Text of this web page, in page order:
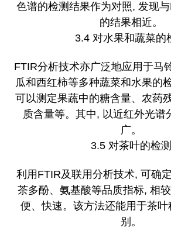
色谱的检测结果作为对照, 发现
的结果相近。
3.4 对水果和蔬菜的
FTIR分析技术亦广泛地应用于马
瓜和西红柿等多种蔬菜和水果的
可以测定果蔬中的糖含量、农药
质含量等。其中, 以近红外光谱
广。
3.5 对茶叶的检测
利用FTIR及联用分析技术, 可确
茶多酚、氨基酸等品质指标, 相
便、快速。该方法还能用于茶
别。